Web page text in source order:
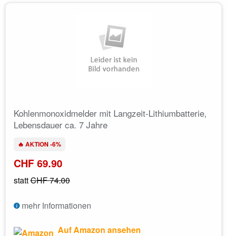
Kohlenmonoxidmelder mit Langzeit-Lithiumbatterie,
Lebensdauer ca. 7 Jahre
🔥 AKTION -6%
CHF 69.90
stattCHF 74.00
mehr Informationen
Auf Amazon ansehen